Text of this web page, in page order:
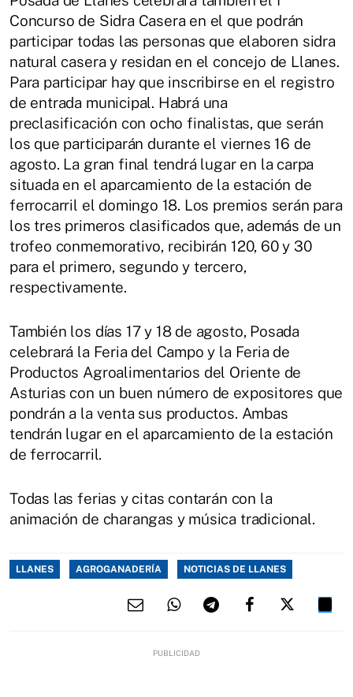
Concurso de Sidra Casera en el que podrán
participar todas las personas que elaboren sidra
natural casera y residan en el concejo de Llanes.
Para participar hay que inscribirse en el registro
de entrada municipal. Habrá una
preclasificación con ocho finalistas, que serán
los que participarán durante el viernes 16 de
agosto. La gran final tendrá lugar en la carpa
situada en el aparcamiento de la estación de
ferrocarril el domingo 18. Los premios serán para
los tres primeros clasificados que, además de un
trofeo conmemorativo, recibirán 120, 60 y 30
para el primero, segundo y tercero,
respectivamente.
También los días 17 y 18 de agosto, Posada
celebrará la Feria del Campo y la Feria de
Productos Agroalimentarios del Oriente de
Asturias con un buen número de expositores que
pondrán a la venta sus productos. Ambas
tendrán lugar en el aparcamiento de la estación
de ferrocarril.
Todas las ferias y citas contarán con la
animación de charangas y música tradicional.
LLANES AGROGANADERÍA NOTICIAS DE LLANES